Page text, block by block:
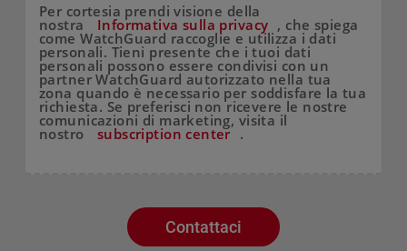
Per cortesia prendi visione della
nostra Informativa sulla privacy , che spiega
come WatchGuard raccoglie e utilizza i dati
personali. Tieni presente che i tuoi dati
personali possono essere condivisi con un
partner WatchGuard autorizzato nella tua
zona quando è necessario per soddisfare la tua
richiesta. Se preferisci non ricevere le nostre
comunicazioni di marketing, visita il
nostro subscription center .
Contattaci